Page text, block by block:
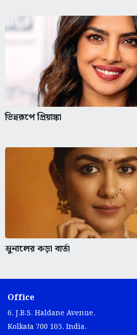
ভিন্নরূপে প্রিয়াঙ্কা
ম্রুনালের কড়া বার্তা
Office
6, J.B.S. Haldane Avenue,
Kolkata 700 105, India.